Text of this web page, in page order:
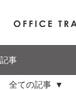
記事
全ての記事